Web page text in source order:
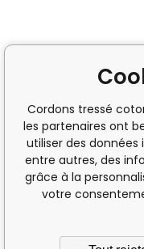
Cordons tressé
les partenaires ont
utiliser des
entre autres, des
grâce à la
votre